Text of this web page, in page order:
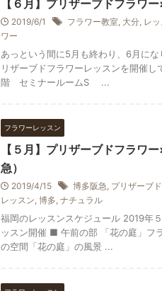
【６月】プリザーブドフラワ
2019/6/1 フラワー教室 大分 レ
ワー
あっという間に5月も終わり、6月に
リザーブドフラワーレッスンを開催
階 セミナールームS ...
フラワーレッスン
【５月】プリザーブドフラワ
急）
2019/4/15 博多阪急 プリザーブ
レッスン 博多 ナチュラル
福岡のレッスンスケジュール 2019年
ッスン開催 ■ 午前の部 「花の庭」フ
の空間「花の庭」の風景 ...